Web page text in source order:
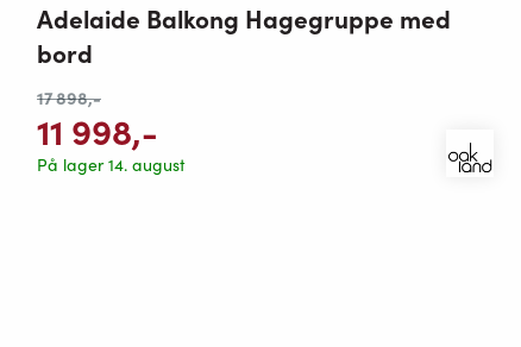
Adelaide Balkong Hagegruppe med
bord
17 898,-
11 998,-
På lager 14. august